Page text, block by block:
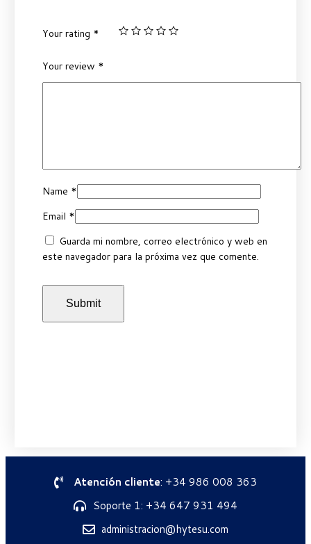
Your rating *
Your review *
Name *
Email *
Guarda mi nombre, correo electrónico y web en
este navegador para la próxima vez que comente.
Atención cliente: +34 986 008 363
Soporte 1: +34 647 931 494
administracion@hytesu.com